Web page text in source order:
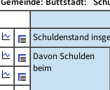
Schuldenstand
Davon Schulden
beim